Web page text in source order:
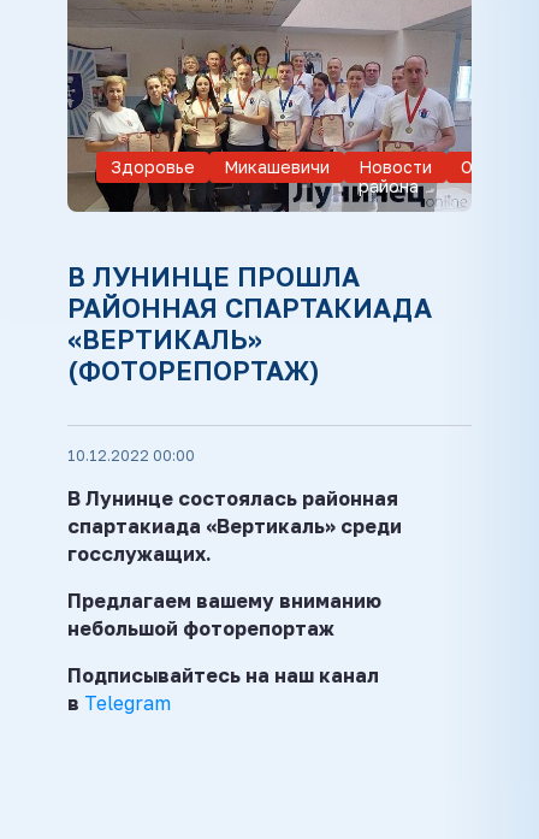
Здоровье Микашевичи
Новости
района
В ЛУНИНЦЕ ПРОШЛА
РАЙОННАЯ СПАРТАКИАДА
«ВЕРТИКАЛЬ»
(ФОТОРЕПОРТАЖ)
10.12.2022 00:00
В Лунинце состоялась районная
спартакиада «Вертикаль» среди
госслужащих.
Предлагаем вашему вниманию
небольшой фоторепортаж
Подписывайтесь на наш канал
в Telegram